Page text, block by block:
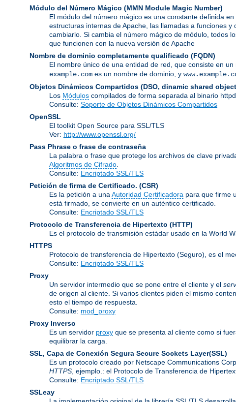
Módulo del Número Mágico (MMN Module Magic Number)
El módulo del número mágico es una constante definida
estructuras internas de Apache, las llamadas a funciones
cambiarlo. Si cambia el número mágico de módulo, todos
que funcionen con la nueva versión de Apache
Nombre de dominio completamente qualificado (FQDN)
El nombre único de una entidad de red, que consiste en
example.com es un nombre de dominio, y
Objetos Dinámicos Compartidos (DSO, dinamic shared
Los Módulos compilados de forma separada al binario
Consulte: Soporte de Objetos Dinámicos Compartidos
OpenSSL
El toolkit Open Source para SSL/TLS
Ver: http://www.openssl.org/
Pass Phrase o frase de contraseña
La palabra o frase que protege los archivos de clave
Algoritmos de Cifrado
Consulte: Encriptado SSL/TLS
Petición de firma de Certificado. (CSR)
Es la petición a una Autoridad Certificadora para que firme
está firmado, se convierte en un auténtico certificado.
Consulte: Encriptado SSL/TLS
Protocolo de Transferencia de Hipertexto (HTTP)
Es el protocolo de transmisión estádar usado en la World
HTTPS
Protocolo de transferencia de Hipertexto (Seguro), es el
Consulte: Encriptado SSL/TLS
Proxy
Un servidor intermedio que se pone entre el cliente y el
de origen al cliente. Si varios clientes piden el mismo
esto el tiempo de respuesta.
Consulte: mod_proxy
Proxy Inverso
Es un servidor proxy que se presenta al cliente como si
equilibrar la carga.
SSL, Capa de Conexión Segura Secure Sockets Layer(SSL)
Es un protocolo creado por Netscape Communications
HTTPS , ejemplo.: el Protocolo de Transferencia de
Consulte: Encriptado SSL/TLS
SSLeay